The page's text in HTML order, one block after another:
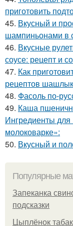
приготовить
45. Вкусный и
шампиньонами в
46. Вкусные
соусе: рецепт и
47. Как
рецептов
48. Фасоль по-
49. Каша
Ингредиенты
молоковарке»:
50. Вкусный и
Популярные
Запеканка
подсказки
Цыплёнок